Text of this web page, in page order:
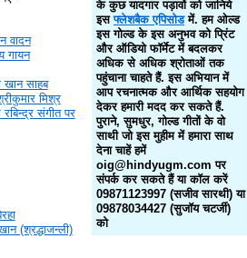
वादन
गायन
साहब
मिश्र
रबिन्द्र संगीत पर
(श्रद्धाजन्ली)
के कुछ यादगार पड़ावों को जानिये
इसफ्लेशबैक एपिसोडमें. हम ओल्ड
इस गोल्ड के इस अनुभव को प्रिंट
और ऑडियो फॉर्मेट में बदलकर
अधिक से अधिक श्रोताओं तक
पहुंचाना चाहते हैं. इस अभियान में
आप रचनात्मक और आर्थिक सहयोग
देकर हमारी मदद कर सकते हैं.
पुराने, सुमधुर, गोल्ड गीतों के वो
साथी जो इस मुहीम में हमारा साथ
देना चाहें हमें
oig@hindyugm.com पर
संपर्क कर सकते हैं या कॉल करें
09871123997 (सजीव सारथी) या
09878034427 (सुजॉय चटर्जी)
को